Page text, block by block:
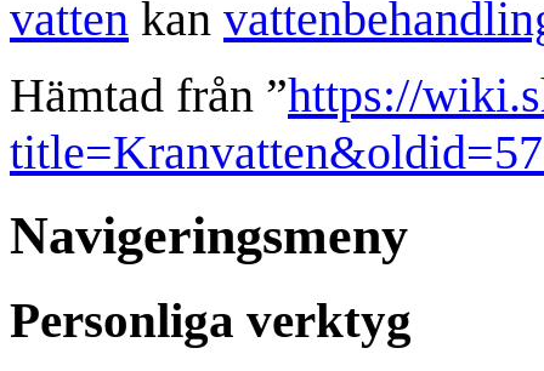
vatten kan
Hämtad från ”https://
Navigeringsmeny
Personliga verktyg